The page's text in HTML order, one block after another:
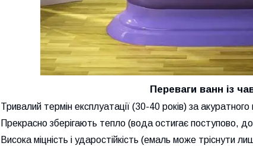
Переваги ванн із
Тривалий термін експлуатації (30-40 років) за
Прекрасно зберігають тепло (вода остигає поступово,
Висока міцність і ударостійкість (емаль може тріснути